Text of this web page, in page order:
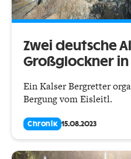
Zwei deutsche
Großglockner in
Ein Kalser Bergretter
Bergung vom Eisleitl.
Chronik 15.08.2023